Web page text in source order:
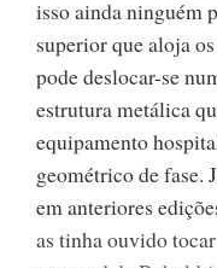
isso ainda ninguém
superior que aloja
pode deslocar-se
estrutura metálica
equipamento
geométrico de fase.
em anteriores
as tinha ouvido